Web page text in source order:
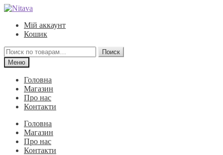
Перейти
навигации
Перейти
содержимому
Мій аккаунт
Кошик
Искать:
Поиск
Меню
Головна
Магазин
Про нас
Контакти
Головна
Магазин
Про нас
Контакти